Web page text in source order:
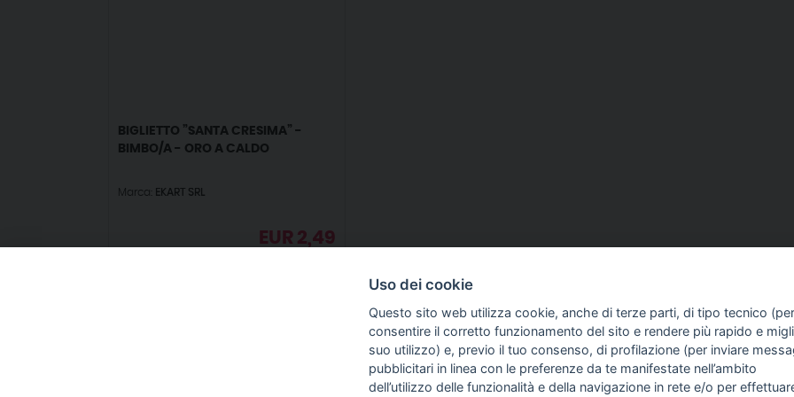
BIGLIETTO ”SANTA CRESIMA” -
BIMBO/A - ORO A CALDO
Marca: EKART SRL
EUR 2,49
INFO SULL'AZIENDA GUIDA AGLI ACQUISTI
Uso dei cookie
Questo sito web utilizza cookie, anche di terze parti, di tipo tecnico (per
consentire il corretto funzionamento del sito e rendere più rapido e
suo utilizzo) e, previo il tuo consenso, di profilazione (per inviare
pubblicitari in linea con le preferenze da te manifestate nell’ambito
dell’utilizzo delle funzionalità e della navigazione in rete e/o per